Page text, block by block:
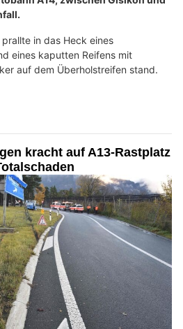
in das Heck eines
eines kaputten Reifens mit
auf dem Überholstreifen stand.
kracht auf A13-Rastplatz